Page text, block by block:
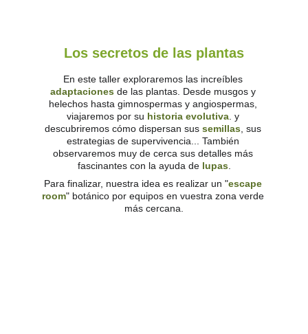
Los secretos de las plantas
En este taller exploraremos las increíbles
adaptaciones de las plantas. Desde musgos y
helechos hasta gimnospermas y angiospermas,
viajaremos por su historia evolutiva. y
descubriremos cómo dispersan sus semillas, sus
estrategias de supervivencia... También
observaremos muy de cerca sus detalles más
fascinantes con la ayuda de lupas.
Para finalizar, nuestra idea es realizar un "escape
room" botánico por equipos en vuestra zona verde
más cercana.